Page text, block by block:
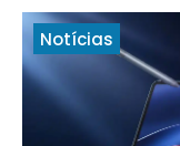
Notícias